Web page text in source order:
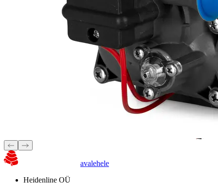
avalehele
Heidenline OÜ